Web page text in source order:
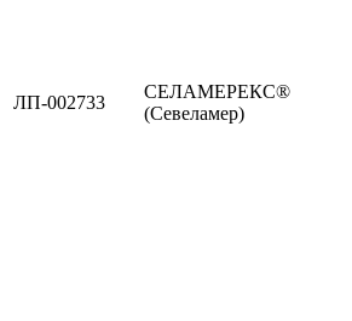
ЛП-002733
СЕЛАМЕРЕКС®
(Севеламер)